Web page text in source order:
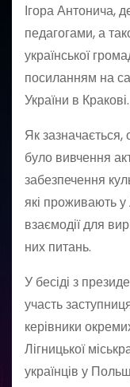
Ігора Антонича,
педагогами, а
української
посиланням на
України в Кракові.
Як зазначається,
було вивчення
забезпечення
які проживають у
взаємодії для
них питань.
У бесіді з
участь
керівники
Лігницької
українців у